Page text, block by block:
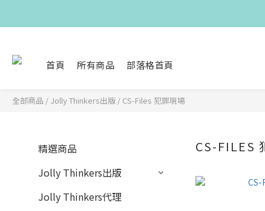
首頁 所有商品 部落格首頁
全部商品 / Jolly Thinkers出版 / CS-Files 犯罪現場
精選商品
Jolly Thinkers出版
Jolly Thinkers代理
CS-FILES